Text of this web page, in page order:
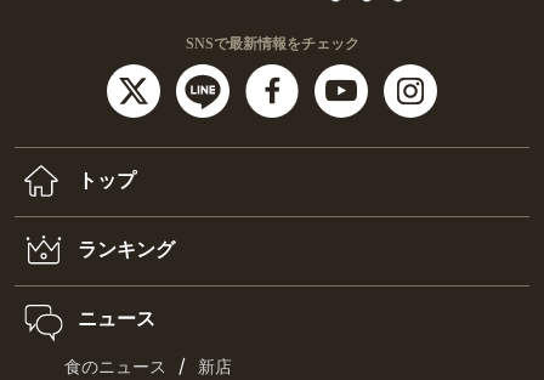
SNSで最新情報をチェック
トップ
ランキング
ニュース
食のニュース / 新店